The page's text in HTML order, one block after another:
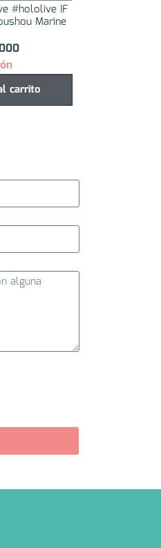
#hololive IF
Luna
carrito